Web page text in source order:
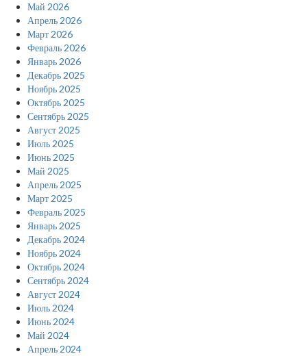
Май 2026
Апрель 2026
Март 2026
Февраль 2026
Январь 2026
Декабрь 2025
Ноябрь 2025
Октябрь 2025
Сентябрь 2025
Август 2025
Июль 2025
Июнь 2025
Май 2025
Апрель 2025
Март 2025
Февраль 2025
Январь 2025
Декабрь 2024
Ноябрь 2024
Октябрь 2024
Сентябрь 2024
Август 2024
Июль 2024
Июнь 2024
Май 2024
Апрель 2024